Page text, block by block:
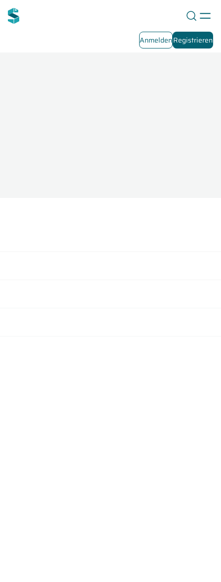
AnmeldenRegistrieren